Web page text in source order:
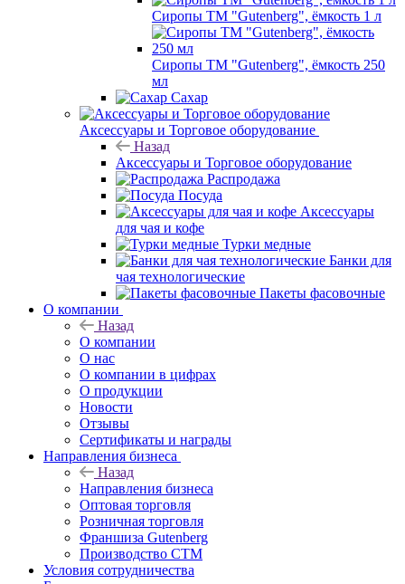
Сиропы ТМ "Gutenberg", ёмкость 1 л
Сиропы ТМ "Gutenberg", ёмкость 250
мл
Сахар
Аксессуары и Торговое оборудование
Назад
Аксессуары и Торговое оборудование
Распродажа
Посуда
Аксессуары
для чая и кофе
Турки медные
Банки для
чая технологические
Пакеты фасовочные
О компании
Назад
О компании
О нас
О компании в цифрах
О продукции
Новости
Отзывы
Сертификаты и награды
Направления бизнеса
Назад
Направления бизнеса
Оптовая торговля
Розничная торговля
Франшиза Gutenberg
Производство СТМ
Условия сотрудничества